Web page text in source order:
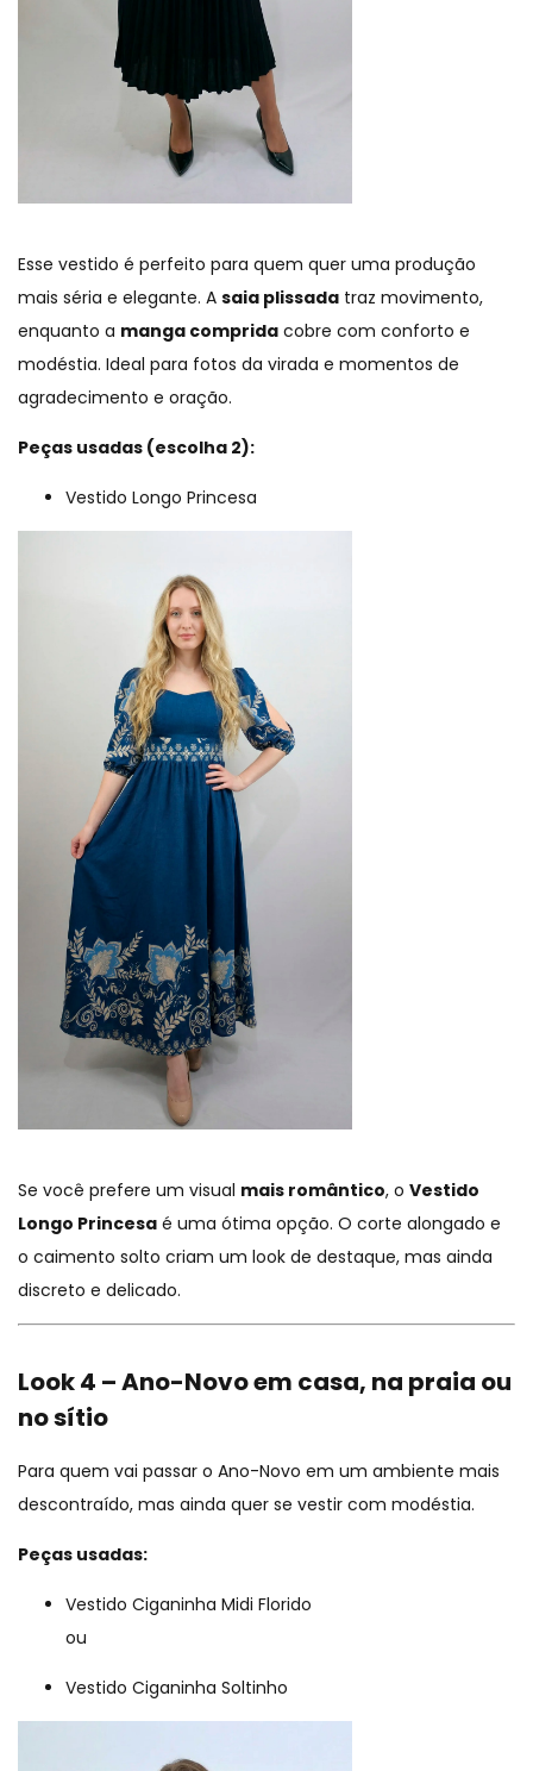
Esse vestido é perfeito para quem quer uma produção
mais séria e elegante. A saia plissada traz movimento,
enquanto a manga comprida cobre com conforto e
modéstia. Ideal para fotos da virada e momentos de
agradecimento e oração.
Peças usadas (escolha 2):
Vestido Longo Princesa
Se você prefere um visual mais romântico, o Vestido
Longo Princesa é uma ótima opção. O corte alongado e
o caimento solto criam um look de destaque, mas ainda
discreto e delicado.
Look 4 – Ano-Novo em casa, na praia ou
no sítio
Para quem vai passar o Ano-Novo em um ambiente mais
descontraído, mas ainda quer se vestir com modéstia.
Peças usadas:
Vestido Ciganinha Midi Florido
ou
Vestido Ciganinha Soltinho